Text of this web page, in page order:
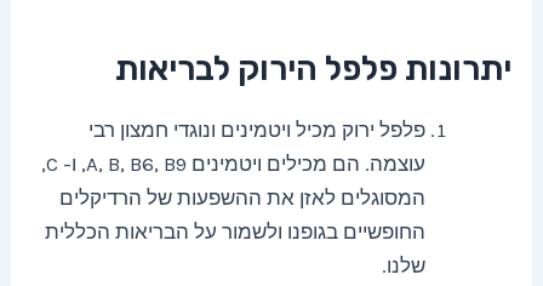
יתרונות פלפל הירוק לבריאות
פלפל ירוק מכיל ויטמינים ונוגדי חמצון רבי
עוצמה. הם מכילים ויטמינים A, B, B6, B9, ו- C,
המסוגלים לאזן את ההשפעות של הרדיקלים
החופשיים בגופנו ולשמור על הבריאות הכללית
שלנו.